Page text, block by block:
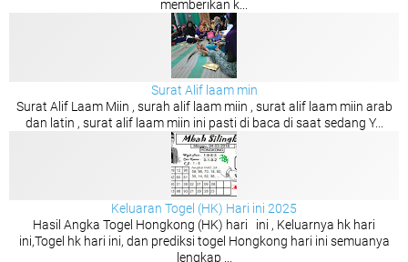
memberikan k...
Surat Alif laam min
Surat Alif Laam Miin , surah alif laam miin , surat alif laam miin arab
dan latin , surat alif laam miin ini pasti di baca di saat sedang Y...
Keluaran Togel (HK) Hari ini 2025
Hasil Angka Togel Hongkong (HK) hari ini , Keluarnya hk hari
ini,Togel hk hari ini, dan prediksi togel Hongkong hari ini semuanya
lengkap ...